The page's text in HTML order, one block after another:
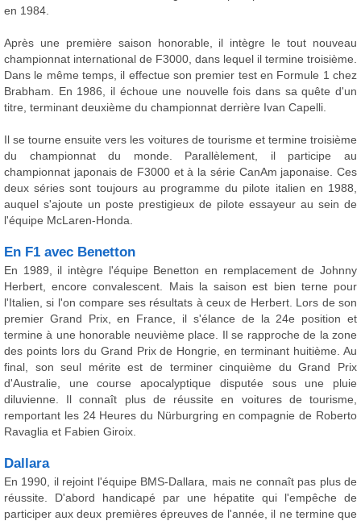
en 1984.
Après une première saison honorable, il intègre le tout nouveau
championnat international de F3000, dans lequel il termine troisième.
Dans le même temps, il effectue son premier test en Formule 1 chez
Brabham. En 1986, il échoue une nouvelle fois dans sa quête d'un
titre, terminant deuxième du championnat derrière Ivan Capelli.
Il se tourne ensuite vers les voitures de tourisme et termine troisième
du championnat du monde. Parallèlement, il participe au
championnat japonais de F3000 et à la série CanAm japonaise. Ces
deux séries sont toujours au programme du pilote italien en 1988,
auquel s'ajoute un poste prestigieux de pilote essayeur au sein de
l'équipe McLaren-Honda.
En F1 avec Benetton
En 1989, il intègre l'équipe Benetton en remplacement de Johnny
Herbert, encore convalescent. Mais la saison est bien terne pour
l'Italien, si l'on compare ses résultats à ceux de Herbert. Lors de son
premier Grand Prix, en France, il s'élance de la 24e position et
termine à une honorable neuvième place. Il se rapproche de la zone
des points lors du Grand Prix de Hongrie, en terminant huitième. Au
final, son seul mérite est de terminer cinquième du Grand Prix
d'Australie, une course apocalyptique disputée sous une pluie
diluvienne. Il connaît plus de réussite en voitures de tourisme,
remportant les 24 Heures du Nürburgring en compagnie de Roberto
Ravaglia et Fabien Giroix.
Dallara
En 1990, il rejoint l'équipe BMS-Dallara, mais ne connaît pas plus de
réussite. D'abord handicapé par une hépatite qui l'empêche de
participer aux deux premières épreuves de l'année, il ne termine que